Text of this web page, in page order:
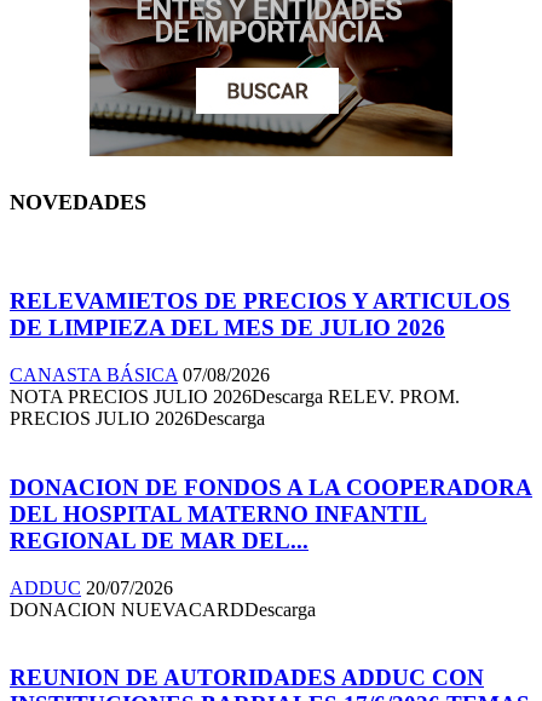
NOVEDADES
RELEVAMIETOS DE PRECIOS Y ARTICULOS
DE LIMPIEZA DEL MES DE JULIO 2026
CANASTA BÁSICA 07/08/2026
NOTA PRECIOS JULIO 2026Descarga RELEV. PROM.
PRECIOS JULIO 2026Descarga
DONACION DE FONDOS A LA COOPERADORA
DEL HOSPITAL MATERNO INFANTIL
REGIONAL DE MAR DEL...
ADDUC 20/07/2026
DONACION NUEVACARDDescarga
REUNION DE AUTORIDADES ADDUC CON